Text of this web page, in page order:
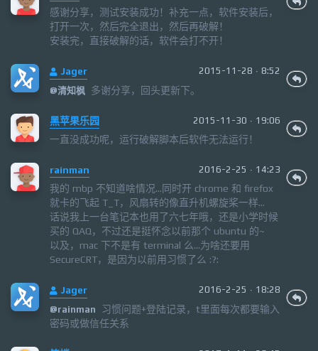
感谢分享，测试安装成功！补充一点，软件安装后，
打开一次，然后完全退出，然后再破解！
安装完，直接破解的话，软件会打不开！
Jager
2015-11-28 · 8:52
@清知枫 多谢分享，回头更新下。
黑苹果乐园 2015-11-30 · 19:06
一直没成功呢，运行破解脚本后软件无法运行！
rainman 2016-2-25 · 14:23
我的 mbp 不知道啥情况...同时开 chrome 和 firefox
就卡的飞起 T_T，风扇转的像直升机螺旋桨一样...
话说我上一台笔记本也用了六七年哦，还是小学时候
买的 QAQ，不过还是挺怀念以前那个 ubuntu 的~
以及，mac 下不是有 terminal 么...为啥还要用
SecureCRT，是因为以前用习惯了么 :?:
Jager
2016-2-25 · 18:28
@rainman
习惯问题+登陆记录，t里面每次都要输入
密码或做信任关系